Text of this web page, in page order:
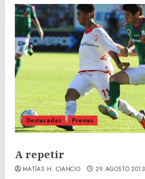
Destacadas Previas
A repetir
MATÍAS H. CIANCIO 29 AGOSTO 2013